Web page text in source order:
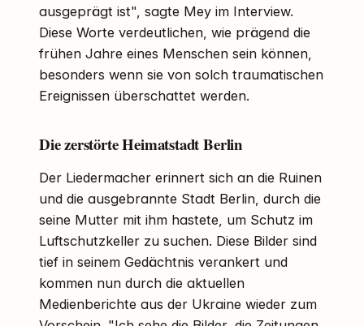
ausgeprägt ist", sagte Mey im Interview.
Diese Worte verdeutlichen, wie prägend die
frühen Jahre eines Menschen sein können,
besonders wenn sie von solch traumatischen
Ereignissen überschattet werden.
Die zerstörte Heimatstadt Berlin
Der Liedermacher erinnert sich an die Ruinen
und die ausgebrannte Stadt Berlin, durch die
seine Mutter mit ihm hastete, um Schutz im
Luftschutzkeller zu suchen. Diese Bilder sind
tief in seinem Gedächtnis verankert und
kommen nun durch die aktuellen
Medienberichte aus der Ukraine wieder zum